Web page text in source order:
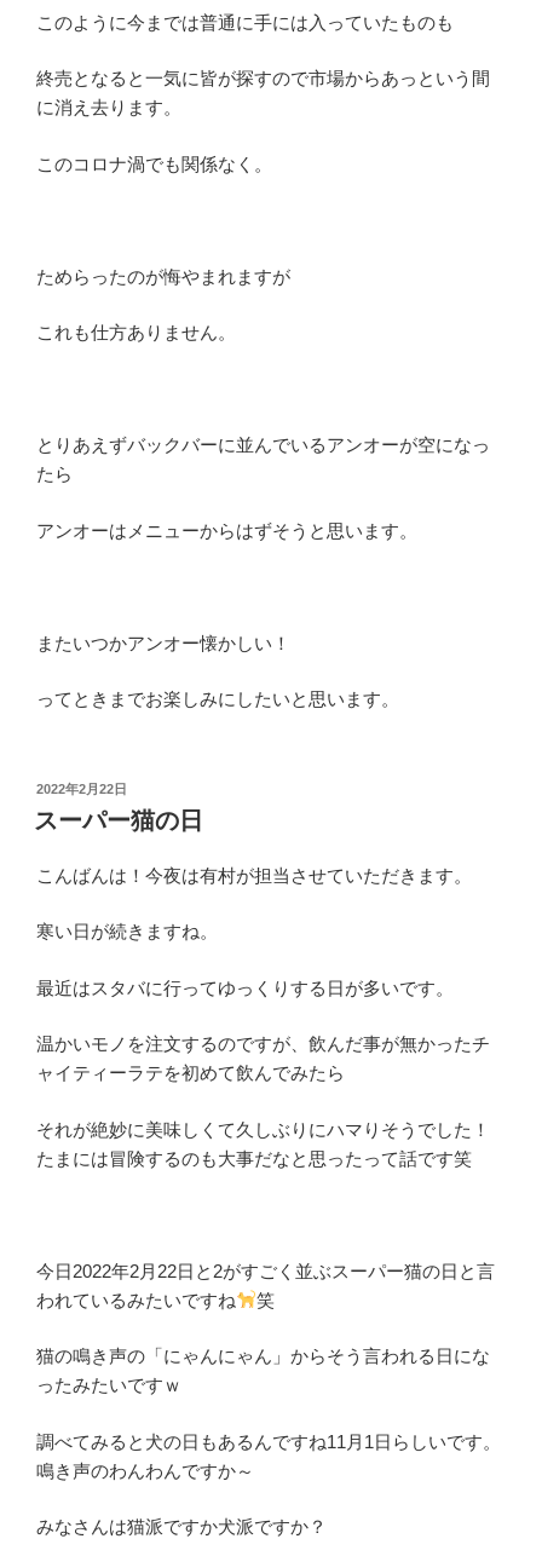
このように今までは普通に手には入っていたものも
終売となると一気に皆が探すので市場からあっという間
に消え去ります。
このコロナ渦でも関係なく。
ためらったのが悔やまれますが
これも仕方ありません。
とりあえずバックバーに並んでいるアンオーが空になっ
たら
アンオーはメニューからはずそうと思います。
またいつかアンオー懐かしい！
ってときまでお楽しみにしたいと思います。
投
稿
日:
2022年2月22日
スーパー猫の日
こんばんは！今夜は有村が担当させていただきます。
寒い日が続きますね。
最近はスタバに行ってゆっくりする日が多いです。
温かいモノを注文するのですが、飲んだ事が無かったチ
ャイティーラテを初めて飲んでみたら
それが絶妙に美味しくて久しぶりにハマりそうでした！
たまには冒険するのも大事だなと思ったって話です笑
今日2022年2月22日と2がすごく並ぶスーパー猫の日と言
われているみたいですね
笑
猫の鳴き声の「にゃんにゃん」からそう言われる日にな
ったみたいですｗ
調べてみると犬の日もあるんですね11月1日らしいです。
鳴き声のわんわんですか～
みなさんは猫派ですか犬派ですか？